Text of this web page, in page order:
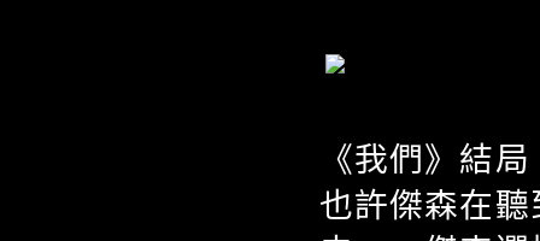
《我們》結
也許傑森在